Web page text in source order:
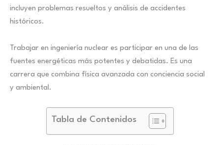
incluyen problemas resueltos y análisis de accidentes
históricos.
Trabajar en ingeniería nuclear es participar en una de las
fuentes energéticas más potentes y debatidas. Es una
carrera que combina física avanzada con conciencia social
y ambiental.
Tabla de Contenidos